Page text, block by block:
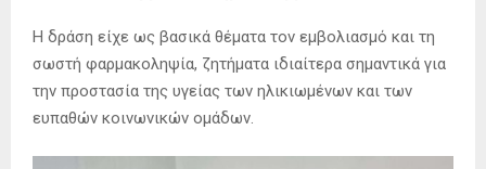
Η δράση είχε ως βασικά θέματα τον εμβολιασμό και τη
σωστή φαρμακοληψία, ζητήματα ιδιαίτερα σημαντικά για
την προστασία της υγείας των ηλικιωμένων και των
ευπαθών κοινωνικών ομάδων.